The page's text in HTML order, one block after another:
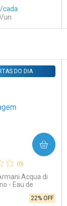
cada
un
Desconto
cada
Desconto
cada
(0)
Acqua di
- Eau de
+ Gel de
DO DIA
22% OFF
COMPRAR